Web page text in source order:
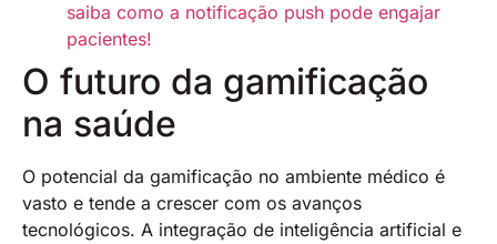
saiba como a notificação push pode engajar
pacientes!
O futuro da gamificação
na saúde
O potencial da gamificação no ambiente médico é
vasto e tende a crescer com os avanços
tecnológicos. A integração de inteligência artificial e